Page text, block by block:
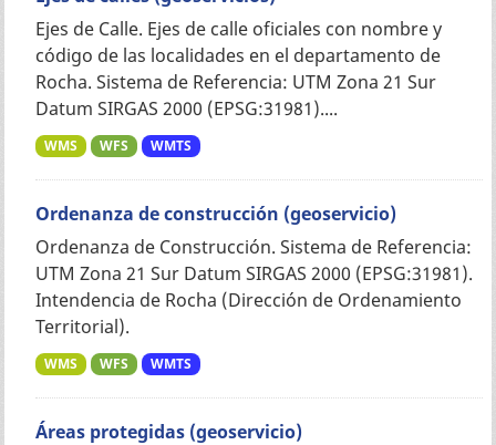
Ejes de Calle. Ejes de calle oficiales con nombre y
código de las localidades en el departamento de
Rocha. Sistema de Referencia: UTM Zona 21 Sur
Datum SIRGAS 2000 (EPSG:31981)....
WMS WFS WMTS
Ordenanza de construcción (geoservicio)
Ordenanza de Construcción. Sistema de Referencia:
UTM Zona 21 Sur Datum SIRGAS 2000 (EPSG:31981).
Intendencia de Rocha (Dirección de Ordenamiento
Territorial).
WMS WFS WMTS
Áreas protegidas (geoservicio)